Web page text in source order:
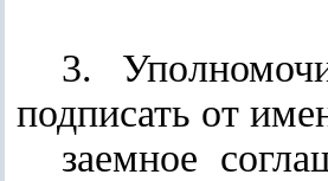
3.
подписать от
заемное